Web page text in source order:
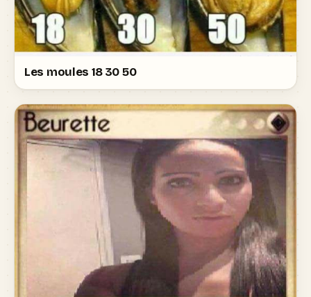
Les moules 18 30 50